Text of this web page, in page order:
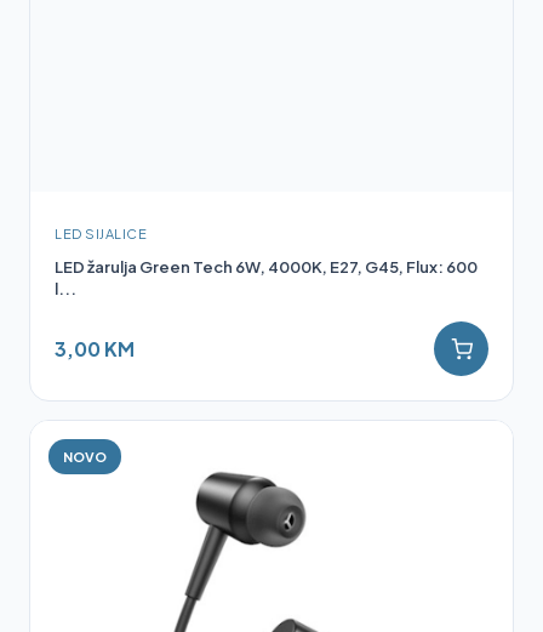
LED SIJALICE
LED žarulja Green Tech 6W, 4000K, E27, G45, Flux: 600
l...
3,00 KM
NOVO